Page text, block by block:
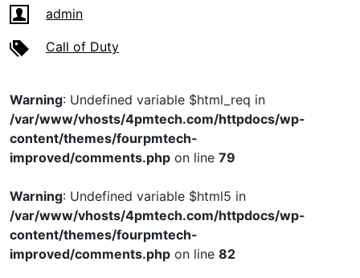
admin
Call of Duty
Warning: Undefined variable $html_req in
/var/www/vhosts/4pmtech.com/httpdocs/wp-
content/themes/fourpmtech-
improved/comments.php on line 79
Warning: Undefined variable $html5 in
/var/www/vhosts/4pmtech.com/httpdocs/wp-
content/themes/fourpmtech-
improved/comments.php on line 82